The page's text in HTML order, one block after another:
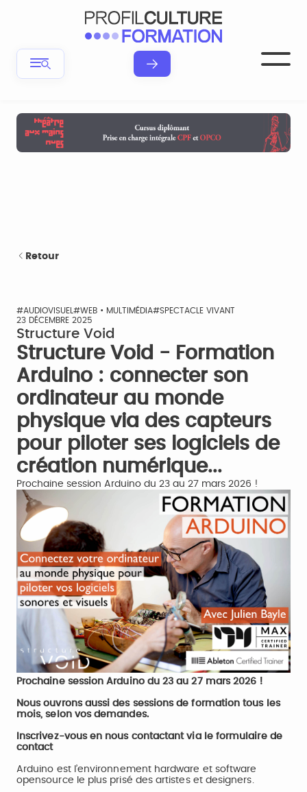
Retour
#AUDIOVISUEL #WEB • MULTIMÉDIA#SPECTACLE VIVANT
23 DÉCEMBRE 2025
Structure Void
Structure Void - Formation
Arduino : connecter son
ordinateur au monde
physique via des capteurs
pour piloter ses logiciels de
création numérique...
Prochaine session Arduino du 23 au 27 mars 2026 !
Prochaine session Arduino du 23 au 27 mars 2026 !
Nous ouvrons aussi des sessions de formation tous les
mois, selon vos demandes.
Inscrivez-vous en nous contactant via le formulaire de
contact
Arduino est l’environnement hardware et software
opensource le plus prisé des artistes et designers.